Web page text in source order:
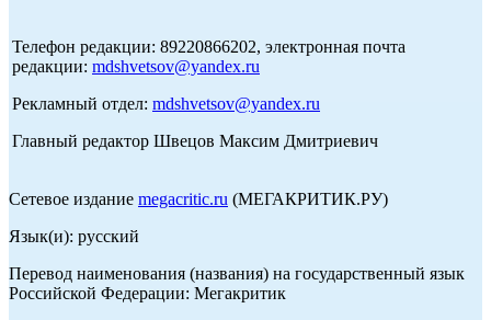
Телефон редакции: 89220866202, электронная почта
редакции: mdshvetsov@yandex.ru
Рекламный отдел: mdshvetsov@yandex.ru
Главный редактор Швецов Максим Дмитриевич
Сетевое издание megacritic.ru (МЕГАКРИТИК.РУ)
Язык(и): русский
Перевод наименования (названия) на государственный язык
Российской Федерации: Мегакритик